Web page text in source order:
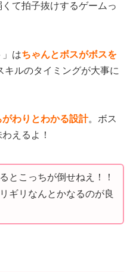
て拍子抜けするゲームっ
はちゃんとボスがボスを
キルのタイミングが大事に
わりとわかる設計。ボス
えるよ！
とこっちが倒せねえ！！
ギリなんとかなるのが良